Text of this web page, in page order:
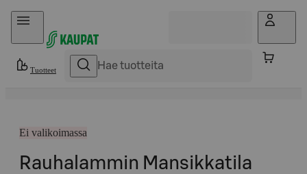
Hyppää sisältöön
Tuotteet
Ei valikoimassa
Rauhalammin Mansikkatila